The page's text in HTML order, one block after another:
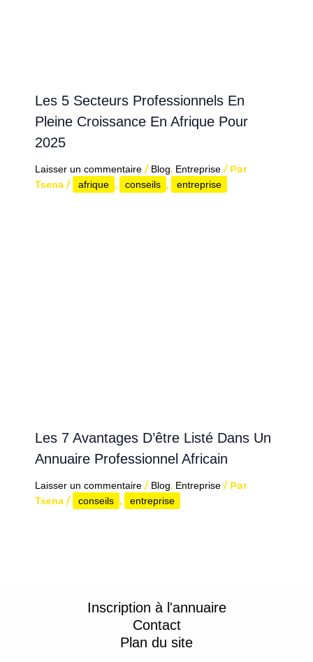
Les 5 Secteurs Professionnels En
Pleine Croissance En Afrique Pour
2025​
Laisser un commentaire / Blog, Entreprise / Par
Tsena / afrique , conseils , entreprise
Les 7 Avantages D’être Listé Dans Un
Annuaire Professionnel Africain
Laisser un commentaire / Blog, Entreprise / Par
Tsena / conseils , entreprise
Inscription à l'annuaire
Contact
Plan du site